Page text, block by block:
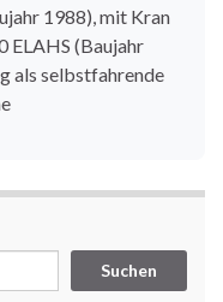
1988), mit Kran
ELAHS (Baujahr
als selbstfahrende
Suchen